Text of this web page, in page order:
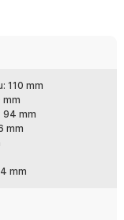
di sudut kamar
presisi, kombinasi
visual flower
merakit 624
dan
110 mm
mm
94 mm
mm
mm